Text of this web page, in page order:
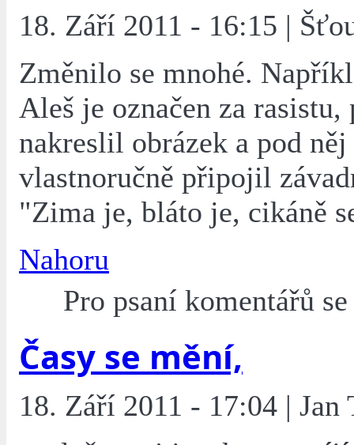
18. Září 2011 - 16:15 |
Změnilo se mnohé.
Aleš je označen za rasistu,
nakreslil obrázek a pod něj
vlastnoručně připojil
"Zima je, bláto je, cikáně
Nahoru
Pro psaní komentářů
Časy se mění,
18. Září 2011 - 17:04 | Jan